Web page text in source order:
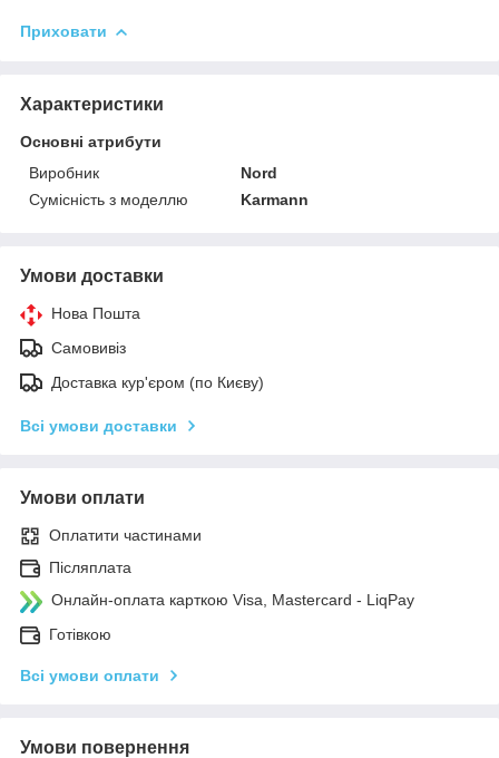
Приховати
Характеристики
Основні атрибути
Виробник
Nord
Сумісність з моделлю
Karmann
Умови доставки
Нова Пошта
Самовивіз
Доставка кур'єром (по Києву)
Всі умови доставки
Умови оплати
Оплатити частинами
Післяплата
Онлайн-оплата карткою Visa, Mastercard - LiqPay
Готівкою
Всі умови оплати
Умови повернення